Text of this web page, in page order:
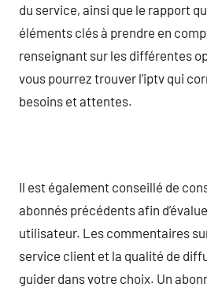
du service, ainsi que le rapport
éléments clés à prendre en
renseignant sur les différentes
vous pourrez trouver l’iptv qui
besoins et attentes.
Il est également conseillé de
abonnés précédents afin
utilisateur. Les commentaires
service client et la qualité de
guider dans votre choix. Un